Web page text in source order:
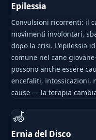
Epilessia
Convulsioni ricorrenti: il
movimenti involontari,
dopo la crisi. L'epilessia
comune nel cane
possono anche essere
encefaliti, intossicazioni,
cause — la terapia
🦽
Ernia del Disco